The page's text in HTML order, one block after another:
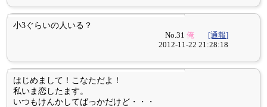
小3ぐらいの人いる？
No.31俺
[通報]
2012-11-22 21:28:18
はじめまして！こなただよ！
私いま恋したます。
いつもけんかしてばっかだけど・・・